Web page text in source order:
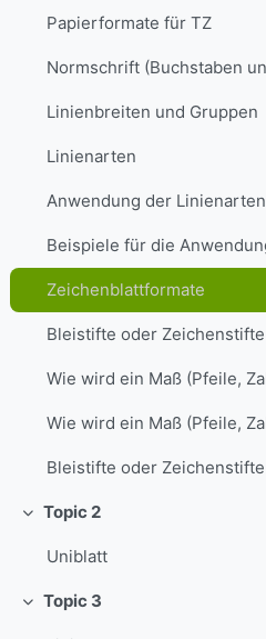
Papierformate für TZ
Linienbreiten und Gruppen
Linienarten
Anwendung der Linienarten
Zeichenblattformate
Bleistifte oder Zeichenstifte
Bleistifte oder Zeichenstifte
Einklappen
Topic 2
Uniblatt
Einklappen
Topic 3